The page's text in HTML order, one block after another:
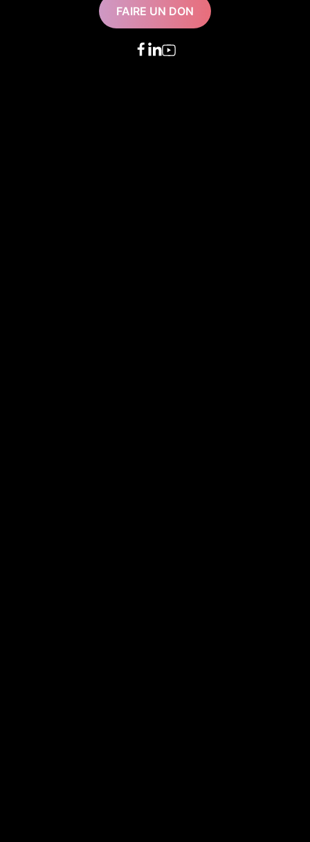
FAIRE UN DON